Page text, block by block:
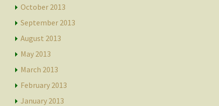
October 2013
September 2013
August 2013
May 2013
March 2013
February 2013
January 2013